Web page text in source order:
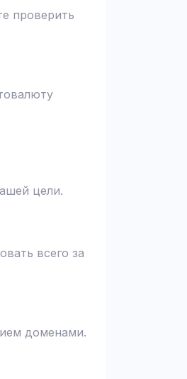
проверить
цели.
всего за
доменами.